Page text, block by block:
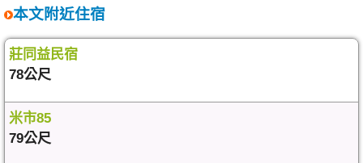
本文附近住宿
莊同益民宿
78公尺
米市85
79公尺